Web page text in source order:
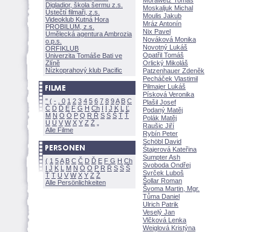
Digladior, škola šermu z.s.
Ústečtí filmaři, z.s.
Videoklub Kutná Hora
PROBILUM, z.s.
Umělecká agentura Ambrozia
o.p.s.
ORFIKLUB
Univerzita Tomáše Bati ve
Zlíně
Nízkoprahový klub Pacific
" ( - 0 1 2 3 4 5 6 7 8 9A B C
Č D Ď E F G H Ch I Í J K L
Ľ
M N O Ó P Q R Ř S Ś T Ť
U Ú V W X Y Z
Alle Filme
( 1 5A B C Č D Ď E F G H Ch
I J K L M N Ó O P R Ř S Ś
Ť T U V W X Y Z
Alle Persönlichkeiten
Moskaljuk Michal
Moulis Jakub
Mráz Antonín
Nix Pavel
Nováková Monika
Novotný Luk
Opatřil Tom
Orlický Mikol
Patzenhauer Zdeněk
Pecháček Vlastimil
Pilmajer Luk
Písková Veronika
Plašil Josef
Podaný Matěj
Polák Matěj
Raušic Jiří
Rybín Peter
Schöbl David
Śtajerová Kateřina
Sumpter Ash
Svoboda Ondřej
Svrček Lubo
ollar Roman
voma Martin, Mgr.
Tůma Daniel
Ulrich Patrik
Veselý Jan
Vlčková Lenka
Weiglová Kristýna